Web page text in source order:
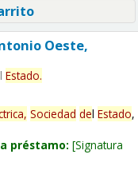
Oeste,
l Estado.
Sociedad del Estado,
préstamo: Signatura